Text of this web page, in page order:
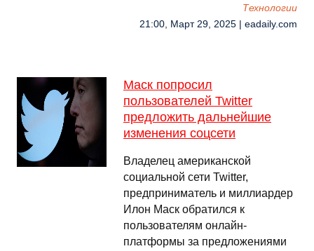
Технологии
21:00, Март 29, 2025 | eadaily.com
Маск попросил
пользователей Twitter
предложить дальнейшие
изменения соцсети
Владелец американской
социальной сети Twitter,
предприниматель и миллиардер
Илон Маск обратился к
пользователям онлайн-
платформы за предложениями